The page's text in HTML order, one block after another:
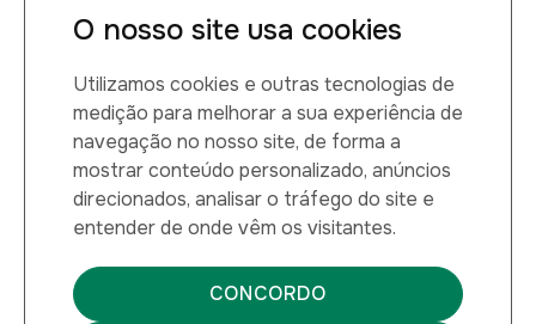
O nosso site usa cookies
Utilizamos cookies e outras tecnologias de
medição para melhorar a sua experiência de
navegação no nosso site, de forma a
mostrar conteúdo personalizado, anúncios
direcionados, analisar o tráfego do site e
entender de onde vêm os visitantes.
CONCORDO
CANAIS DE ATENDIMENTO
Canal de atendimento médico
0800 014 1149
Montana Química LTDA
CNPJ: 60.884.459/0001-27